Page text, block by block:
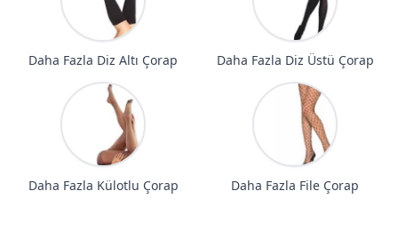
Daha Fazla Diz Altı Çorap Daha Fazla Diz Üstü Çorap
Daha Fazla Külotlu Çorap Daha Fazla File Çorap